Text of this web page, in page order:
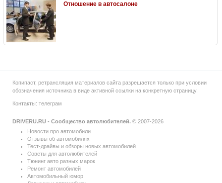
Отношение в автосалоне
Копипаст, ретрансляция материалов сайта разрешается только при условии
обозначения источника в виде активной ссылки на конкретную страницу.
Контакты: телеграм
DRIVERU.RU - Сообщество автолюбителей. © 2007-2026
Новости про автомобили
Отзывы об автомобилях
Тест-драйвы и обзоры новых автомобилей
Советы для автолюбителей
Тюнинг авто разных марок
Ремонт автомобилей
Автомобильный юмор